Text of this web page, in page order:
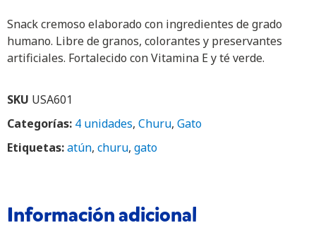
Snack cremoso elaborado con ingredientes de grado
humano. Libre de granos, colorantes y preservantes
artificiales. Fortalecido con Vitamina E y té verde.
SKU USA601
Categorías: 4 unidades, Churu, Gato
Etiquetas:atún, churu, gato
Información adicional